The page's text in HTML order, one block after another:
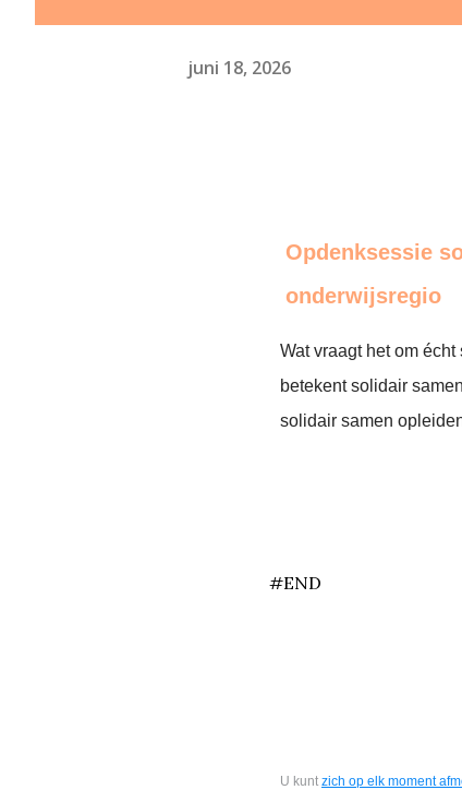
juni 18, 2026
Opdenksessie
onderwijsregio
Wat vraagt het om
betekent solidair
solidair samen
#END
U kunt zich op elk moment